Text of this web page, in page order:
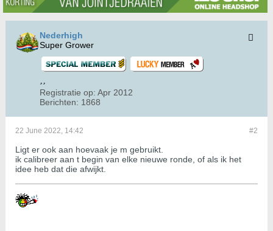
Nederhigh
Super Grower
Registratie op: Apr 2012
Berichten: 1868
#2
22 June 2022, 14:42
Ligt er ook aan hoevaak je m gebruikt.
ik calibreer aan t begin van elke nieuwe ronde, of als ik het
idee heb dat die afwijkt.